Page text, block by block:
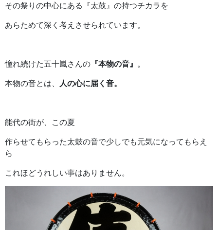
その祭りの中心にある『太鼓』の持つチカラを
あらためて深く考えさせられています。
憧れ続けた五十嵐さんの 『本物の音』 。
本物の音とは、 人の心に届く音。
能代の街が、この夏
作らせてもらった太鼓の音で少しでも元気になってもらえ
ら
これほどうれしい事はありません。